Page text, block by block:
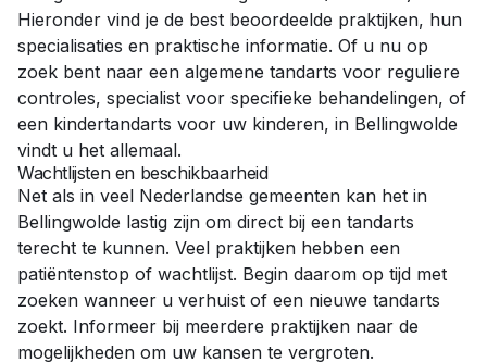
Hieronder vind je de best beoordeelde praktijken, hun
specialisaties en praktische informatie. Of u nu op
zoek bent naar een algemene tandarts voor reguliere
controles, specialist voor specifieke behandelingen, of
een kindertandarts voor uw kinderen, in Bellingwolde
vindt u het allemaal.
Wachtlijsten en beschikbaarheid
Net als in veel Nederlandse gemeenten kan het in
Bellingwolde lastig zijn om direct bij een tandarts
terecht te kunnen. Veel praktijken hebben een
patiëntenstop of wachtlijst. Begin daarom op tijd met
zoeken wanneer u verhuist of een nieuwe tandarts
zoekt. Informeer bij meerdere praktijken naar de
mogelijkheden om uw kansen te vergroten.